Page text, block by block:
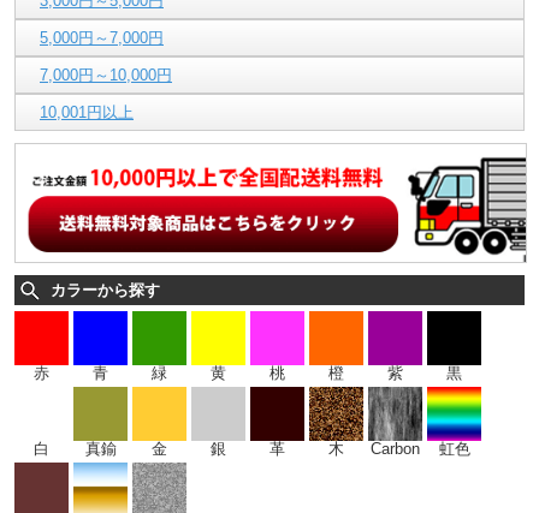
5,000円～7,000円
7,000円～10,000円
10,001円以上
カラーから探す
赤 青 緑 黄 桃 橙 紫 黒
白 真鍮 金 銀 革 木 Carbon 虹色